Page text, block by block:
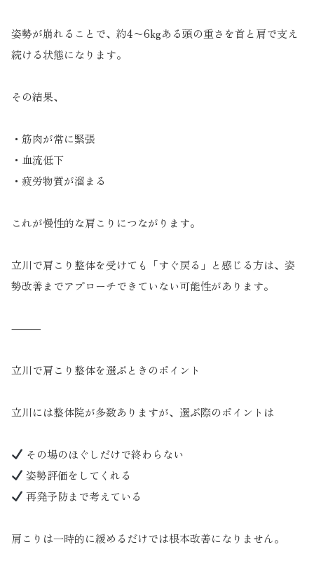
姿勢が崩れることで、約4〜6kgある頭の重さを首と肩で支え
続ける状態になります。
その結果、
・筋肉が常に緊張
・血流低下
・疲労物質が溜まる
これが慢性的な肩こりにつながります。
立川で肩こり整体を受けても「すぐ戻る」と感じる方は、姿
勢改善までアプローチできていない可能性があります。
⸻
立川で肩こり整体を選ぶときのポイント
立川には整体院が多数ありますが、選ぶ際のポイントは
その場のほぐしだけで終わらない
姿勢評価をしてくれる
再発予防まで考えている
肩こりは一時的に緩めるだけでは根本改善になりません。